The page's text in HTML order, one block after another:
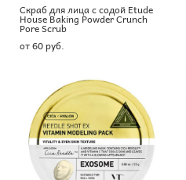
Скраб для лица с содой Etude
House Baking Powder Crunch
Pore Scrub
от 60 pуб.